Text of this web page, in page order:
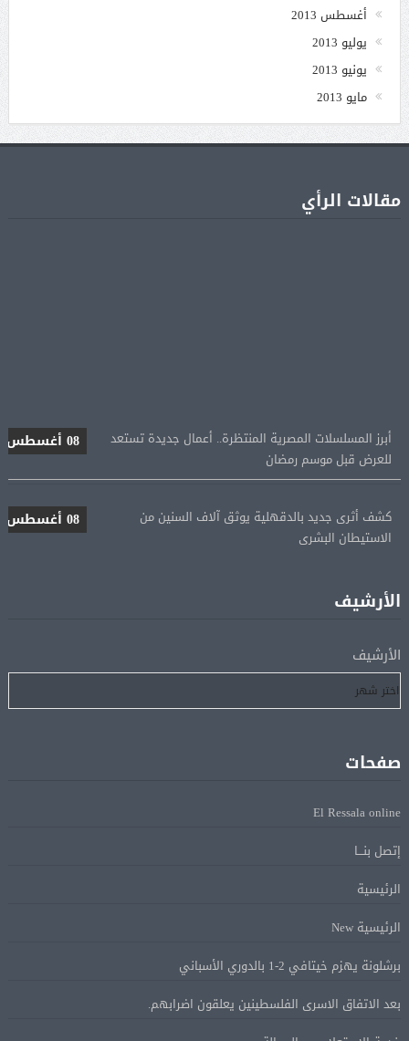
أغسطس 2013
يوليو 2013
يونيو 2013
مايو 2013
مقالات الرأي
للعرض قبل موسم رمضان
الاستيطان البشرى
المؤهلة لأولمبياد 2028
إسبانيا تعيد فرض الرقابة على حدودها مع إيطاليا وسط
خلاف متصاعد بشأن الهجرة
الرئيس الإيرانى: الظروف الراهنة فرصة للتوصل إلى اتفاق
Alcool américain au Canada: «Carney risque d’être pris en
«Aucune négociation ne peut être bonne avec
spécialiste en droit commercial
الأرشيف
الأرشيف
صفحات
El Ressala online
إتصل بنـــا
الرئيسية
الرئيسية New
برشلونة يهزم خيتافي 2-1 بالدوري الأسباني
بعد الاتفاق الاسرى الفلسطينين يعلقون اضرابهم.